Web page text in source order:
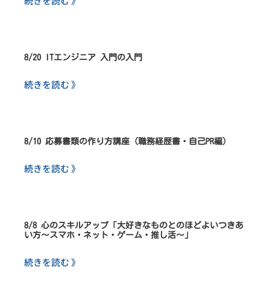
8/20 ITエンジニア 入門の入門
続きを読む 》
8/10 応募書類の作り方講座（職務経歴書・自己PR編）
続きを読む 》
8/8 心のスキルアップ「大好きなものとのほどよいつきあ
い方～スマホ・ネット・ゲーム・推し活～」
続きを読む 》